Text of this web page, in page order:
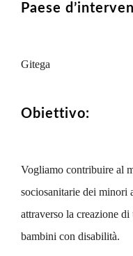
Paese
Gitega
Obiettivo:
Vogliamo contribuire al
sociosanitarie dei minori
attraverso la creazione
bambini con disabilità.